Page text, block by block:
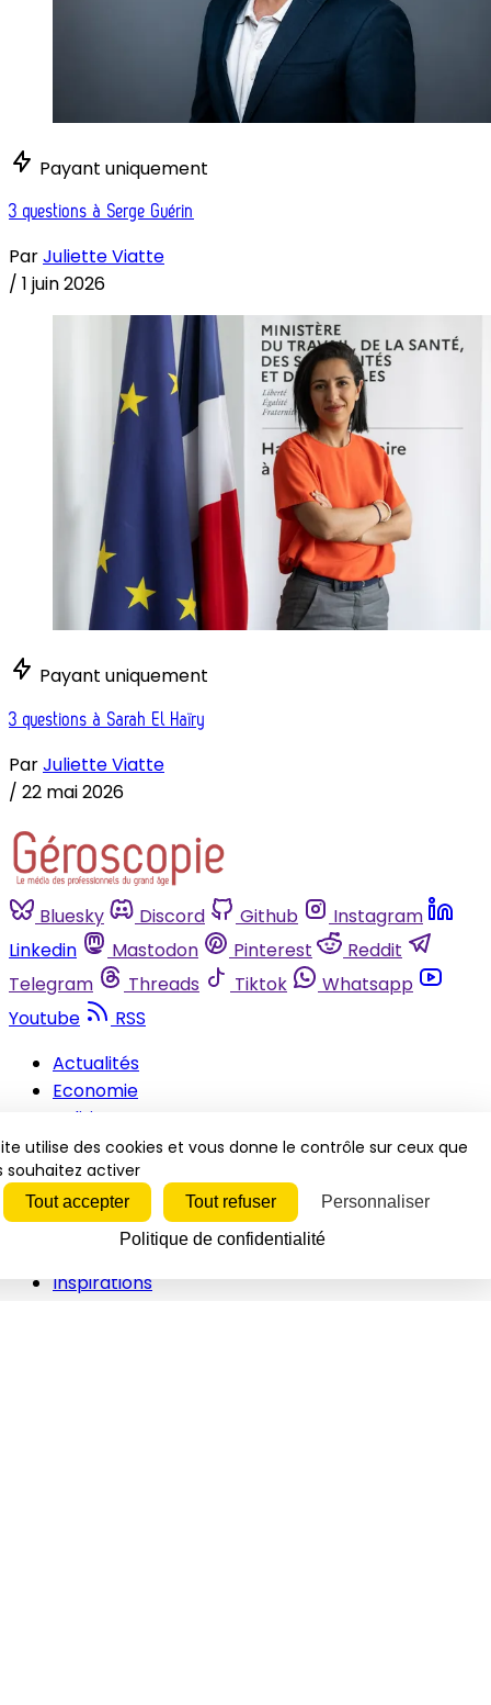
Payant uniquement
3 questions à Serge Guérin
ParJuliette Viatte
/ 1 juin 2026
Payant uniquement
3 questions à Sarah El Haïry
ParJuliette Viatte
/ 22 mai 2026
Bluesky Discord Github
Instagram
Linkedin
Mastodon Pinterest
Reddit
Telegram
Threads Tiktok
Whatsapp
Youtube
RSS
Actualités
Economie
Politique
Juridique
Soin/Hygiène
Animations
Innovations
Inspirations
utilise des cookies et vous donne le contrôle sur ceux que
souhaitez activer
Tout accepter Tout refuser
Personnaliser
Politique de confidentialité